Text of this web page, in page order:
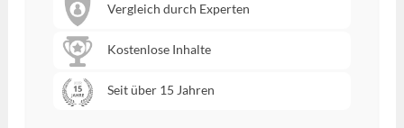
Vergleich durch Experten
Kostenlose Inhalte
Seit über 15 Jahren